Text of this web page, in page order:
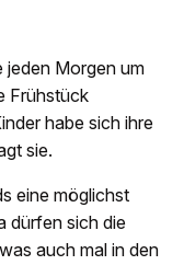
jeden Morgen um
Frühstück
habe sich ihre
sie.
eine möglichst
dürfen sich die
auch mal in den